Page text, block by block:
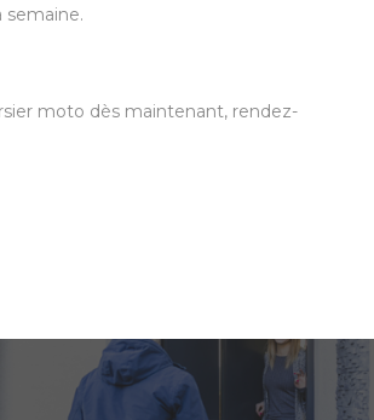
semaine.
moto dès maintenant, rendez-